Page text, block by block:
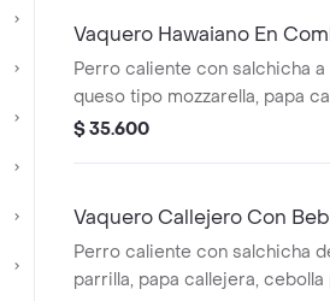
Vaquero Hawaiano En
Perro caliente con salchicha a
queso tipo mozzarella, papa
piña y salsas en pan perro +
$ 35.600
Vaquero Callejero Con
Perro caliente con salchicha
parrilla, papa callejera, cebolla